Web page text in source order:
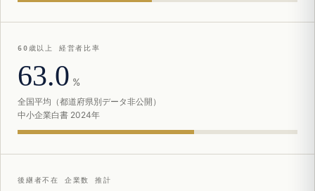
60歳以上 経営者比率
63.0 %
全国平均（都道府県別データ非公開）
中小企業白書 2024年
後継者不在 企業数 推計